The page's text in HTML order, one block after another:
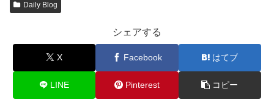
Daily Blog
シェアする
X Facebook はてブ
LINE Pinterest コピー